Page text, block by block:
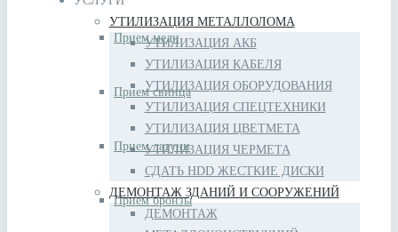
Прием меди
Прием свинца
Прием латуни
Прием бронзы
УТИЛИЗАЦИЯ МЕТАЛЛОЛОМА
УТИЛИЗАЦИЯ АКБ
УТИЛИЗАЦИЯ КАБЕЛЯ
УТИЛИЗАЦИЯ ОБОРУДОВАНИЯ
УТИЛИЗАЦИЯ СПЕЦТЕХНИКИ
УТИЛИЗАЦИЯ ЦВЕТМЕТА
УТИЛИЗАЦИЯ ЧЕРМЕТА
СДАТЬ HDD ЖЕСТКИЕ ДИСКИ
ДЕМОНТАЖ ЗДАНИЙ И СООРУЖЕНИЙ
ДЕМОНТАЖ